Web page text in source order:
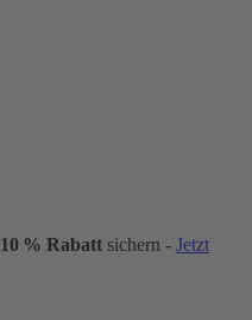
10 % Rabatt sichern - Jetzt